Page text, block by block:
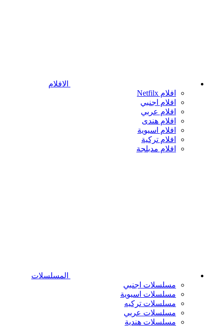
الافلام
افلام Netfilx
افلام اجنبي
افلام عربي
افلام هندى
افلام اسيوية
افلام تركية
افلام مدبلجة
المسلسلات
مسلسلات اجنبي
مسلسلات اسيوية
مسلسلات تركيه
مسلسلات عربي
مسلسلات هندية